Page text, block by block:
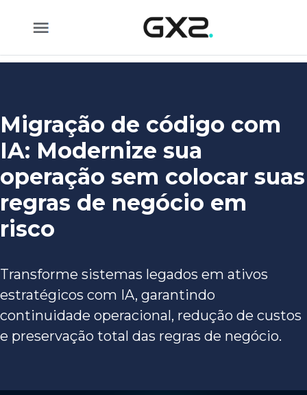
Migração de código com
IA: Modernize sua
operação sem colocar suas
regras de negócio em
risco
Transforme sistemas legados em ativos
estratégicos com IA, garantindo
continuidade operacional, redução de custos
e preservação total das regras de negócio.